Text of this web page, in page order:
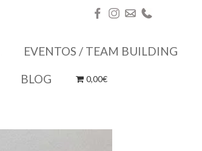
EVENTOS / TEAM BUILDING
BLOG 0,00€